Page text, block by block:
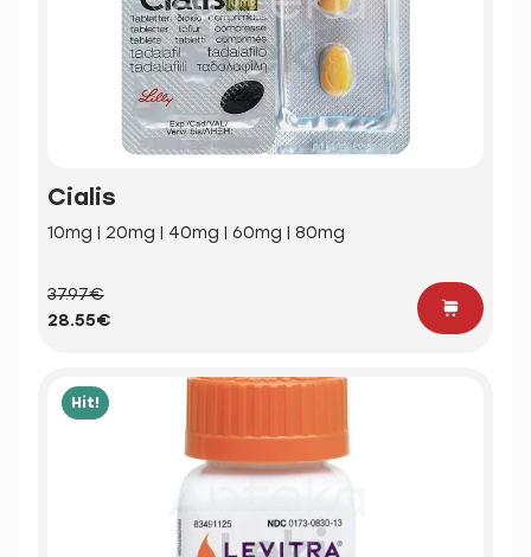
Cialis
10mg | 20mg | 40mg | 60mg | 80mg
37.97€
28.55€
Hit!